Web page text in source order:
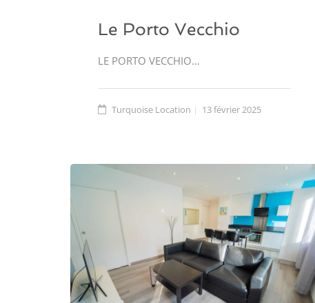
Le Porto Vecchio
LE PORTO VECCHIO…
Turquoise Location 13 février 2025